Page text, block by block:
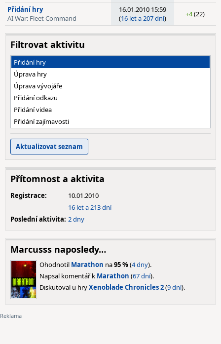
Přidání hry
AI War: Fleet Command
16.01.2010 15:59
(16 let a 207 dní) +4(22)
Filtrovat aktivitu
Přidání hry
Úprava hry
Úprava vývojáře
Přidání odkazu
Přidání videa
Přidání zajímavosti
Přítomnost a aktivita
Registrace:
10.01.2010
16 let a 213 dní
Poslední aktivita: 2 dny
Marcusss naposledy…
Ohodnotil Marathon na95 %(4 dny).
Napsal komentář k Marathon (67 dní).
Diskutoval u hryXenoblade Chronicles 2(9 dní).